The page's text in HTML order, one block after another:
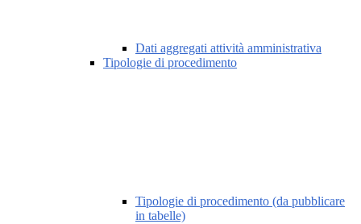
Dati aggregati attività amministrativa
Tipologie di procedimento
Tipologie di procedimento (da pubblicare
in tabelle)